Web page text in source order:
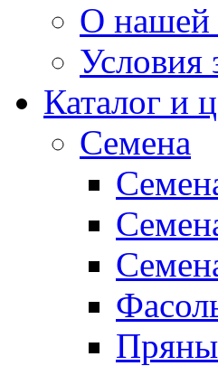
О нашей
Условия
Каталог и
Семена